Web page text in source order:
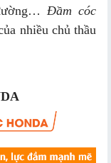
Đầm cóc
nhiều chủ thầu